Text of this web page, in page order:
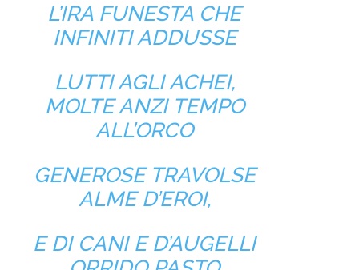
L’IRA FUNESTA CHE
INFINITI ADDUSSE
LUTTI AGLI ACHEI,
MOLTE ANZI TEMPO
ALL’ORCO
GENEROSE TRAVOLSE
ALME D’EROI,
E DI CANI E D’AUGELLI